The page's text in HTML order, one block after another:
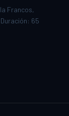
Francos,
65